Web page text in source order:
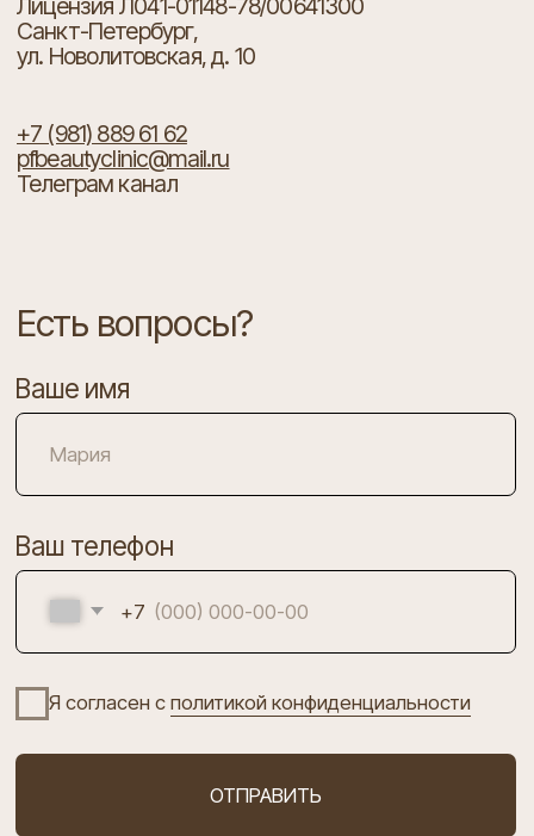
Есть вопросы?
Ваш телефон
Я согласен сполитикой конфиденциальности